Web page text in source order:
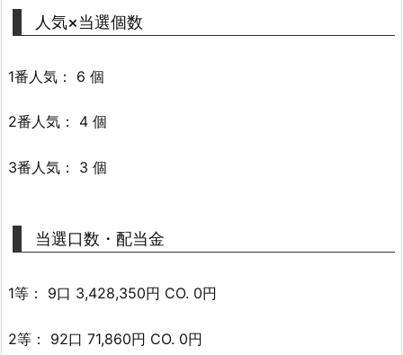
人気×当選個数
1番人気： 6 個
2番人気： 4 個
3番人気： 3 個
当選口数・配当金
1等： 9口 3,428,350円 CO. 0円
2等： 92口 71,860円 CO. 0円